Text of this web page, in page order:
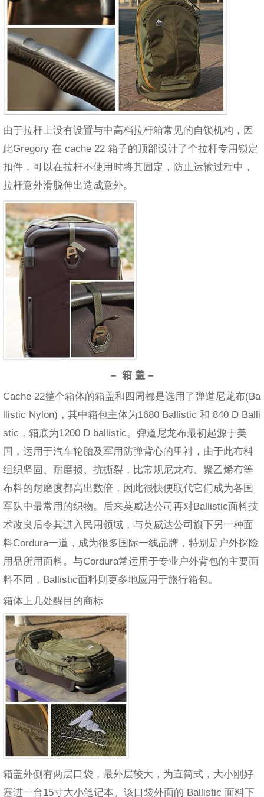
由于拉杆上没有设置与中高档拉杆箱常见的自锁机构，因
此Gregory 在 cache 22 箱子的顶部设计了个拉杆专用锁定
扣件，可以在拉杆不使用时将其固定，防止运输过程中，
拉杆意外滑脱伸出造成意外。
– 箱 盖 –
Cache 22整个箱体的箱盖和四周都是选用了弹道尼龙布(Ba
llistic Nylon)，其中箱包主体为1680 Ballistic 和 840 D Balli
stic，箱底为1200 D ballistic。弹道尼龙布最初起源于美
国，运用于汽车轮胎及军用防弹背心的里衬，由于此布料
组织坚固、耐磨损、抗撕裂，比常规尼龙布、聚乙烯布等
布料的耐磨度都高出数倍，因此很快便取代它们成为各国
军队中最常用的织物。后来英威达公司再对Ballistic面料技
术改良后令其进入民用领域，与英威达公司旗下另一种面
料Cordura一道，成为很多国际一线品牌，特别是户外探险
用品所用面料。与Cordura常运用于专业户外背包的主要面
料不同，Ballistic面料则更多地应用于旅行箱包。
箱体上几处醒目的商标
箱盖外侧有两层口袋，最外层较大，为直筒式，大小刚好
塞进一台15寸大小笔记本。该口袋外面的 Ballistic 面料下